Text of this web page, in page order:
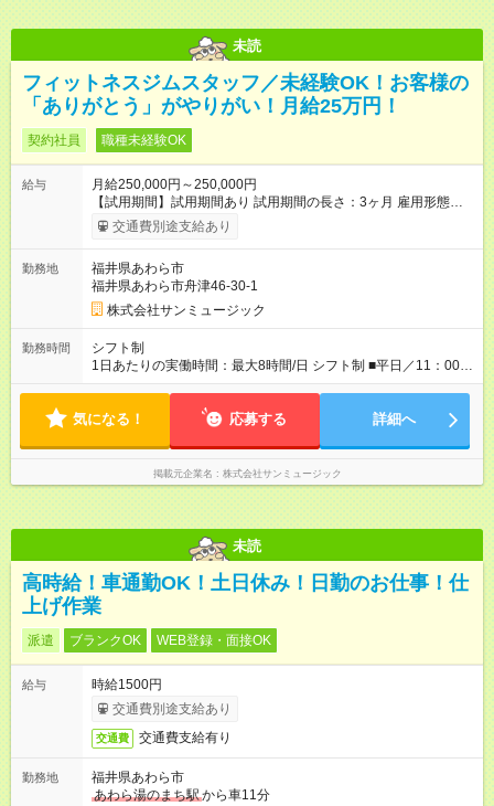
未読
フィットネスジムスタッフ／未経験OK！お客様の
「ありがとう」がやりがい！月給25万円！
契約社員 職種未経験OK
給与
月給250,000円～250,000円
【試用期間】試用期間あり 試用期間の長さ：3ヶ月 雇用形態、
給与は本採用時と同じです。
交通費別途支給あり
勤務地
福井県あわら市
福井県あわら市舟津46-30-1
株式会社サンミュージック
勤務時間
シフト制
1日あたりの実働時間：最大8時間/日 シフト制 ■平日／11：00～
20：00 ■土日祝／10：00～19：00 ★残業は月数回、30分～1時
気になる！ 応募する 詳細へ
掲載元企業名 株式会社サンミュージック
未読
高時給！車通勤OK！土日休み！日勤のお仕事！仕
上げ作業
派遣 ブランクOK WEB登録・面接OK
給与
時給1500円
交通費別途支給あり
交通費 交通費支給有り
勤務地
福井県あわら市
あわら湯のまち駅から車11分